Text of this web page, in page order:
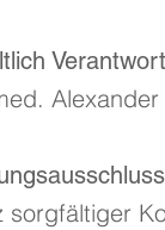
sorgfältiger